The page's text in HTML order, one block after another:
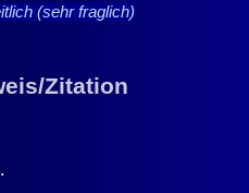
(sehr fraglich)
Zitation